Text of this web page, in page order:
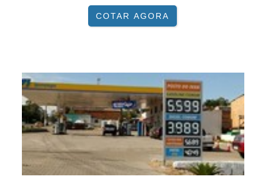
COTAR AGORA